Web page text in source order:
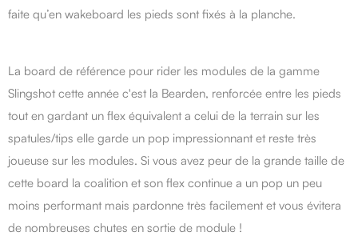
faite qu’en wakeboard les pieds sont fixés à la planche.
La board de référence pour rider les modules de la gamme
Slingshot cette année c'est la Bearden, renforcée entre les pieds
tout en gardant un flex équivalent a celui de la terrain sur les
spatules/tips elle garde un pop impressionnant et reste très
joueuse sur les modules. Si vous avez peur de la grande taille de
cette board la coalition et son flex continue a un pop un peu
moins performant mais pardonne très facilement et vous évitera
de nombreuses chutes en sortie de module !